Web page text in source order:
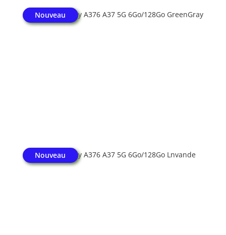
Nouveau
SAMSUNG Galaxy A376 A37 5G 6Go/128Go GreenGray
Nouveau
SAMSUNG Galaxy A376 A37 5G 6Go/128Go Lnvande